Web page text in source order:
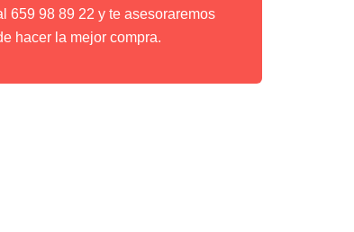
659 98 89 22 y te asesoraremos
hacer la mejor compra.